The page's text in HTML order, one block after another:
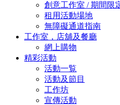
創意工作室 / 期間限
租用活動場地
無障礙通道指南
工作室，店舖及餐廳
網上購物
精彩活動
活動一覧
活動及節目
工作坊
宣傳活動